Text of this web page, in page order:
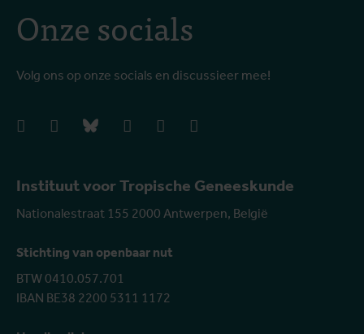
Instituut voor Tropische Geneeskunde
Nationalestraat 155 2000 Antwerpen, België
Stichting van openbaar nut
BTW 0410.057.701
IBAN BE38 2200 5311 1172
Onze socials
Volg ons op onze socials en discussieer mee!
facebookinstagrambluesky linkedIn youtube